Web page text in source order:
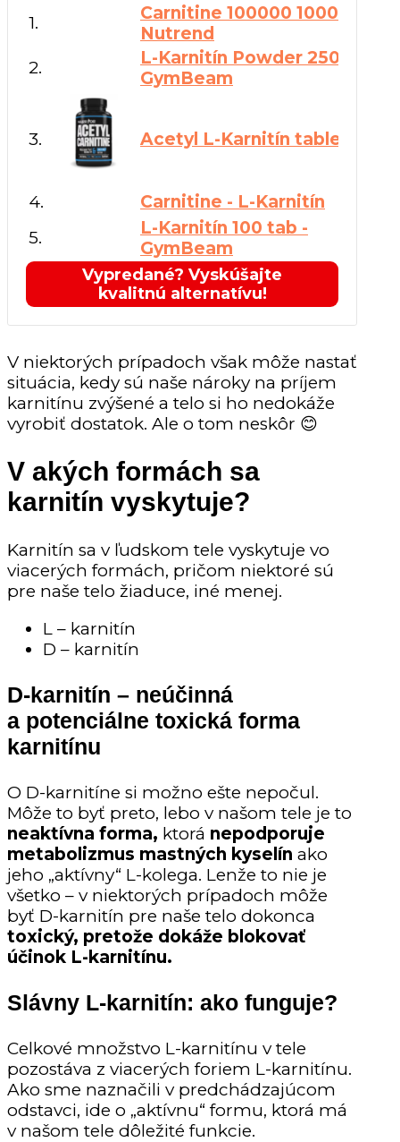
1.
Carnitine 100000 1000 ml -
Nutrend
2.
L-Karnitín Powder 250 g -
GymBeam
3. Acetyl L-Karnitín tablety
4.
Carnitine - L-Karnitín
5.
L-Karnitín 100 tab -
GymBeam
Vypredané? Vyskúšajte
kvalitnú alternatívu!
V niektorých prípadoch však môže nastať
situácia, kedy sú naše nároky na príjem
karnitínu zvýšené a telo si ho nedokáže
vyrobiť dostatok. Ale o tom neskôr 😊
V akých formách sa
karnitín vyskytuje?
Karnitín sa v ľudskom tele vyskytuje vo
viacerých formách, pričom niektoré sú
pre naše telo žiaduce, iné menej.
L – karnitín
D – karnitín
D-karnitín – neúčinná
a potenciálne toxická forma
karnitínu
O D-karnitíne si možno ešte nepočul.
Môže to byť preto, lebo v našom tele je to
neaktívna forma, ktorá nepodporuje
metabolizmus mastných kyselín ako
jeho „aktívny“ L-kolega. Lenže to nie je
všetko – v niektorých prípadoch môže
byť D-karnitín pre naše telo dokonca
toxický, pretože dokáže blokovať
účinok L-karnitínu.
Slávny L-karnitín: ako funguje?
Celkové množstvo L-karnitínu v tele
pozostáva z viacerých foriem L-karnitínu.
Ako sme naznačili v predchádzajúcom
odstavci, ide o „aktívnu“ formu, ktorá má
v našom tele dôležité funkcie.